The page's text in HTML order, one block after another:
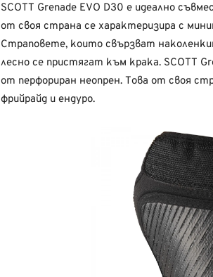
SCOTT Grenade EVO D30 е идеално
от своя страна се характеризира с
Страповете, които свързват
лесно се пристягат към крака. SCOTT
от перфориран неопрен. Това от своя
фрийрайд и ендуро.